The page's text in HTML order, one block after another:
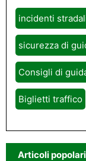
incidenti
sicurezza di
Consigli di
Biglietti traffico
Articoli popolari